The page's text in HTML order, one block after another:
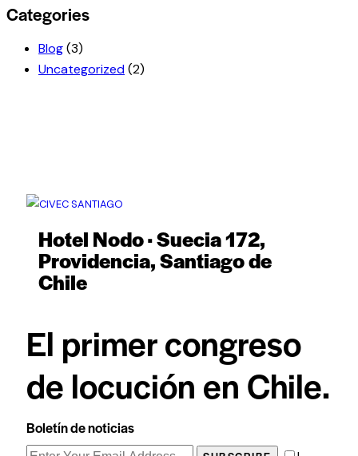
Categories
Blog(3)
Uncategorized(2)
Hotel Nodo · Suecia 172,
Providencia, Santiago de
Chile
El primer congreso
de locución en Chile.
Boletín de noticias